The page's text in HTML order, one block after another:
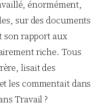
énormément,
sur des documents
son rapport aux
riche. Tous
lisait des
les commentait dans
Travail ?